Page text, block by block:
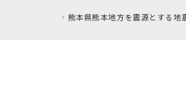
熊本県熊本地方を震源とする地震の影響につき